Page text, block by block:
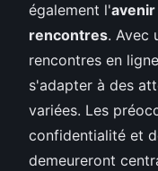
également l'
rencontres. Avec
rencontres en
s'adapter à des
variées. Les
confidentialité et
demeureront